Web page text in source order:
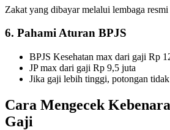
Zakat yang dibayar melalui lembaga
6. Pahami Aturan BPJS
BPJS Kesehatan max dari gaji Rp
JP max dari gaji Rp 9,5 juta
Jika gaji lebih tinggi, potongan tidak
Cara Mengecek
Gaji